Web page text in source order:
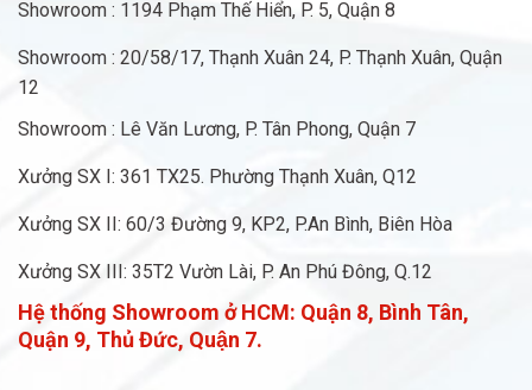
Showroom : 1194 Phạm Thế Hiển, P. 5, Quận 8
Showroom : 20/58/17, Thạnh Xuân 24, P. Thạnh Xuân, Quận
12
Showroom : Lê Văn Lương, P. Tân Phong, Quận 7
Xưởng SX I: 361 TX25. Phường Thạnh Xuân, Q12
Xưởng SX II: 60/3 Đường 9, KP2, P.An Bình, Biên Hòa
Xưởng SX III: 35T2 Vườn Lài, P. An Phú Đông, Q.12
Hệ thống Showroom ở HCM: Quận 8, Bình Tân,
Quận 9, Thủ Đức, Quận 7.